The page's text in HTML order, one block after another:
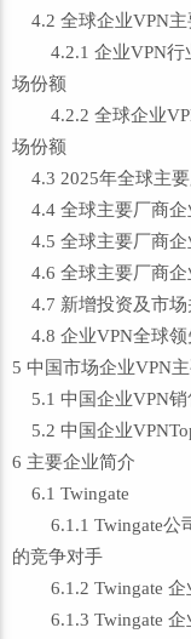
4.2 全球企业VPN主
4.2.1 企业VPN行业
场份额
4.2.2 全球企业
场份额
4.3 2025年全球主
4.4 全球主要厂商企
4.5 全球主要厂商企
4.6 全球主要厂商企
4.7 新增投资及市场
4.8 企业VPN全球领
5 中国市场企业VPN
5.1 中国企业VPN销
5.2 中国企业
6 主要企业简介
6.1 Twingate
6.1.1 Twingate公司
的竞争对手
6.1.2 Twingate 企
6.1.3 Twingate 企